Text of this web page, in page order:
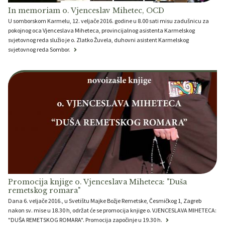
In memoriam o. Vjenceslav Mihetec, OCD
U somborskom Karmelu, 12. veljače 2016. godine u 8.00 sati misu zadušnicu za
pokojnog oca Vjenceslava Miheteca, provincijalnog asistenta Karmelskog
svjetovnog reda služio je o. Zlatko Žuvela, duhovni asistent Karmelskog
svjetovnog reda Sombor.
Promocija knjige o. Vjenceslava Miheteca: "Duša
remetskog romara"
Dana 6. veljače 2016., u Svetištu Majke Božje Remetske, Česmičkog 1, Zagreb
nakon sv. mise u 18.30 h, održat će se promocija knjige o. VJENCESLAVA MIHETECA:
"DUŠA REMETSKOG ROMARA". Promocija započinje u 19.30 h.